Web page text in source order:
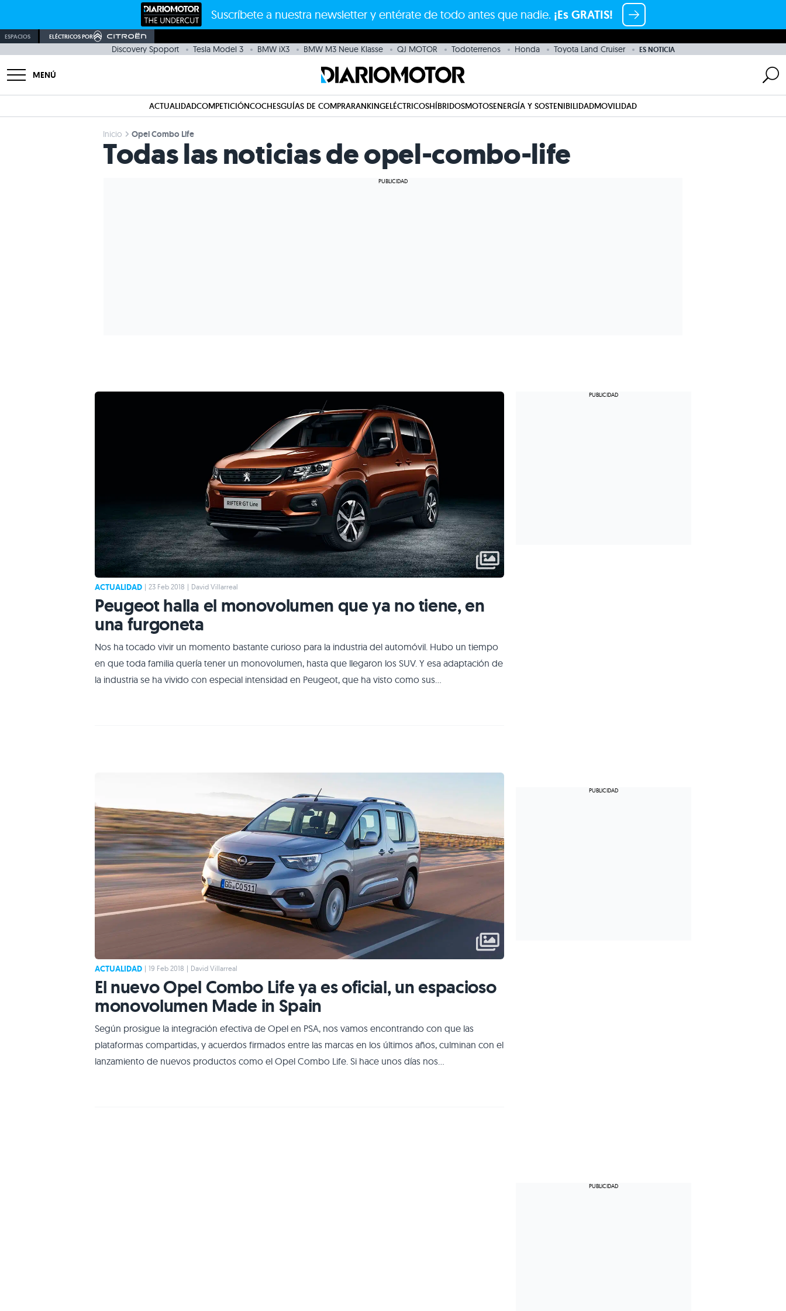
Suscríbete a nuestra newsletter y entérate de todo antes que nadie. ¡Es GRATIS!
ESPACIOS ELÉCTRICOS POR
Discovery Spoport Tesla Model 3 BMW iX3 BMW M3 Neue Klasse QJ MOTOR Todoterrenos Honda Toyota Land Cruiser ES NOTICIA
MENÚ
ACTUALIDADCOMPETICIÓNCOCHESGUÍAS DE COMPRARANKINGELÉCTRICOSHÍBRIDOSMOTOSENERGÍA Y SOSTENIBILIDADMOVILIDAD
Inicio Opel Combo Life
Todas las noticias de opel-combo-life
ACTUALIDAD | 23 Feb 2018 | David Villarreal
Peugeot halla el monovolumen que ya no tiene, en
una furgoneta
Nos ha tocado vivir un momento bastante curioso para la industria del automóvil. Hubo un tiempo
en que toda familia quería tener un monovolumen, hasta que llegaron los SUV. Y esa adaptación de
la industria se ha vivido con especial intensidad en Peugeot, que ha visto como sus
ACTUALIDAD | 19 Feb 2018 | David Villarreal
El nuevo Opel Combo Life ya es oficial, un espacioso
monovolumen Made in Spain
Según prosigue la integración efectiva de Opel en PSA, nos vamos encontrando con que las
plataformas compartidas, y acuerdos firmados entre las marcas en los últimos años, culminan con el
lanzamiento de nuevos productos como el Opel Combo Life. Si hace unos días nos